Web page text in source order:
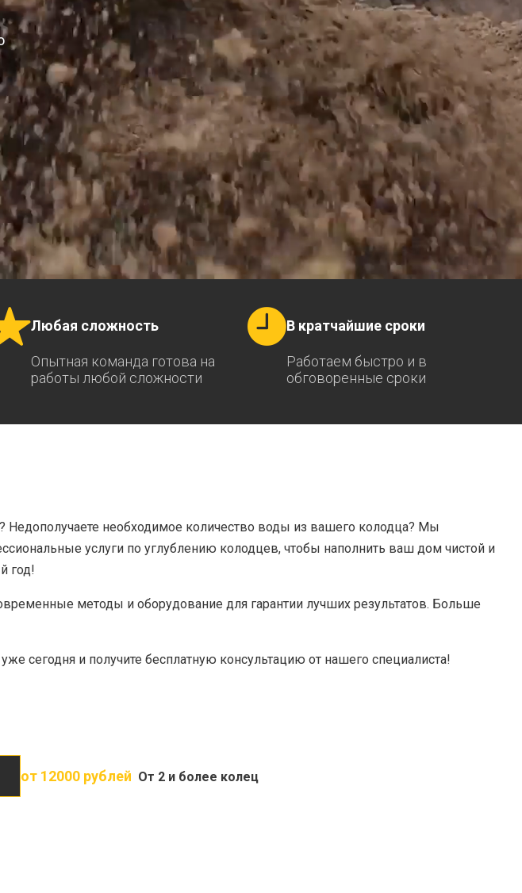
Любая сложность
Опытная команда готова на
работы любой сложности
В кратчайшие сроки
Работаем быстро и в
обговоренные сроки
Недополучаете необходимое количество воды из вашего колодца? Мы
услуги по углублению колодцев, чтобы наполнить ваш дом чистой и
год!
методы и оборудование для гарантии лучших результатов. Больше
сегодня и получите бесплатную консультацию от нашего специалиста!
от 12000 рублей От 2 и более колец